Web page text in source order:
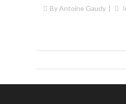
ByAntoine Gaudy